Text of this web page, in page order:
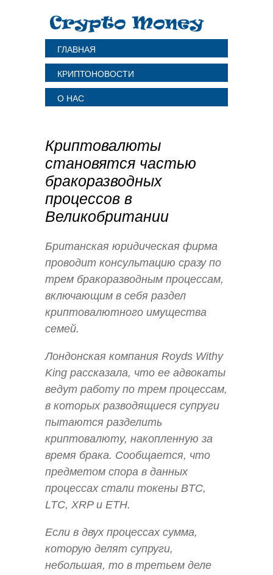
ГЛАВНАЯ
КРИПТОНОВОСТИ
О НАС
Криптовалюты
становятся частью
бракоразводных
процессов в
Великобритании
Британская юридическая фирма
проводит консультацию сразу по
трем бракоразводным процессам,
включающим в себя раздел
криптовалютного имущества
семей.
Лондонская компания Royds Withy
King рассказала, что ее адвокаты
ведут работу по трем процессам,
в которых разводящиеся супруги
пытаются разделить
криптовалюту, накопленную за
время брака. Сообщается, что
предметом спора в данных
процессах стали токены BTC,
LTC, XRP и ETH.
Если в двух процессах сумма,
которую делят супруги,
небольшая, то в третьем деле